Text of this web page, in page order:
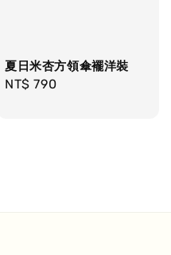
夏日米杏方領傘襬洋裝
Regular
NT$ 790